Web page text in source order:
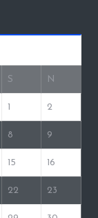
S N
2
8 9
15 16
22 23